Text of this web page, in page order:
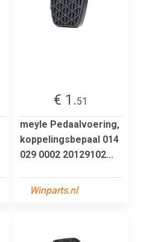
€ 1.51
meyle Pedaalvoering,
koppelingsbepaal 014
029 0002 20129102...
Winparts.nl